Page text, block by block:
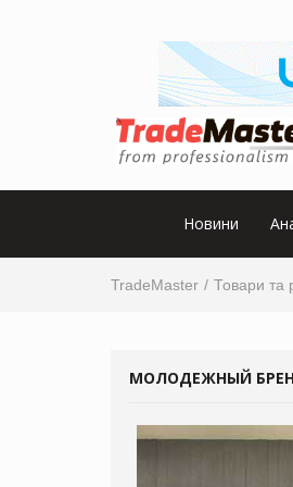
Новини
TradeMaster Товари та
МОЛОДЕЖНЫЙ БРЕНД